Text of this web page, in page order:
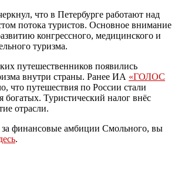
что в Петербурге работают над
потока туристов. Основное внимание
конгрессного, медицинского и
туризма.
путешественников появились
внутри страны. Ранее ИА «ГОЛОС
что путешествия по России стали
богатых. Туристический налог внёс
отрасли.
за финансовые амбиции Смольного, вы
.